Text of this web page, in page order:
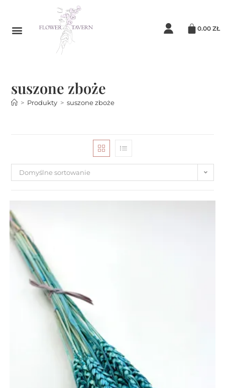
0.00 ZŁ
suszone zboże
> Produkty > suszone zboże
Domyślne sortowanie